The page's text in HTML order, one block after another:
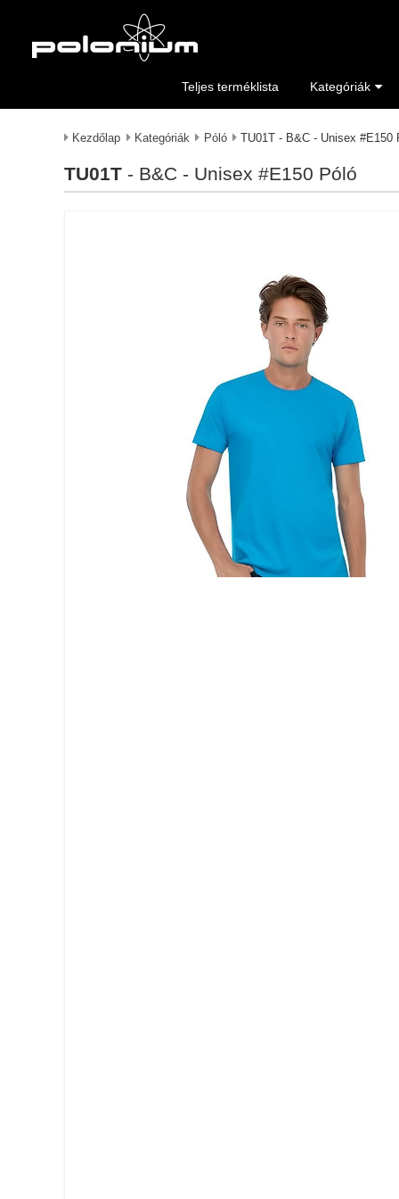
Teljes terméklista Kategóriák
Kezdőlap Kategóriák Póló TU01T - B&C - Unisex #E150
TU01T - B&C - Unisex #E150 Póló